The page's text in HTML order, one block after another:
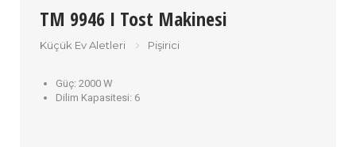
TM 9946 I Tost Makinesi
Küçük Ev Aletleri Pişirici
Güç: 2000 W
Dilim Kapasitesi: 6